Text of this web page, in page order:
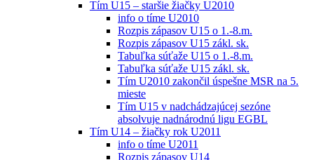
Tím U15 – staršie žiačky U2010
info o tíme U2010
Rozpis zápasov U15 o 1.-8.m.
Rozpis zápasov U15 zákl. sk.
Tabuľka súťaže U15 o 1.-8.m.
Tabuľka súťaže U15 zákl. sk.
Tím U2010 zakončil úspešne MSR na 5.
mieste
Tím U15 v nadchádzajúcej sezóne
absolvuje nadnárodnú ligu EGBL
Tím U14 – žiačky rok U2011
info o tíme U2011
Rozpis zápasov U14